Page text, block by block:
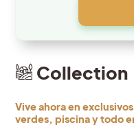
Collection
Vive ahora en
verdes, piscina y todo